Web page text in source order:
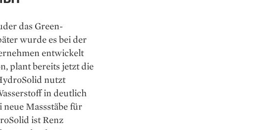
das Green-
wurde es bei der
entwickelt
plant bereits jetzt die
nutzt
in deutlich
Massstäbe für
ist Renz